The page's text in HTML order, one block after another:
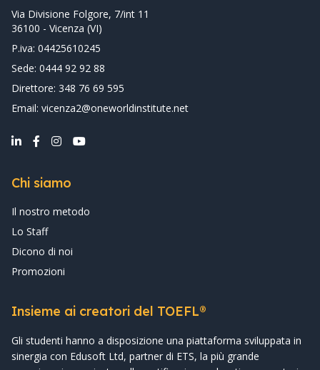
Via Divisione Folgore, 7/int 11
36100 - Vicenza (VI)
P.iva: 04425610245
Sede: 0444 92 92 88
Direttore: 348 76 69 595
Email: vicenza2@oneworldinstitute.net
Chi siamo
Il nostro metodo
Lo Staff
Dicono di noi
Promozioni
Insieme ai creatori del TOEFL®
Gli studenti hanno a disposizione una piattaforma sviluppata in
sinergia con Edusoft Ltd, partner di ETS, la più grande